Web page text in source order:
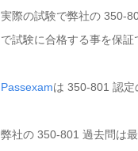
実際の試験で弊社の 350-
で試験に合格する事を保証
Passexamは 350-801 認定
弊社の 350-801 過去問は